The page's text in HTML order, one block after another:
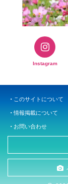
Instagram
このサイトについて
情報掲載について
お問い合わせ